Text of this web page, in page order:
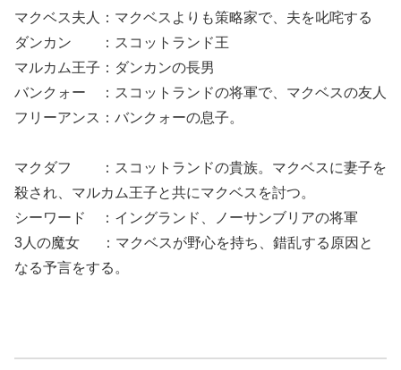
マクベス夫人：マクベスよりも策略家で、夫を叱咤する
ダンカン ：スコットランド王
マルカム王子：ダンカンの長男
バンクォー ：スコットランドの将軍で、マクベスの友人
フリーアンス：バンクォーの息子。
マクダフ ：スコットランドの貴族。マクベスに妻子を
殺され、マルカム王子と共にマクベスを討つ。
シーワード ：イングランド、ノーサンブリアの将軍
3人の魔女 ：マクベスが野心を持ち、錯乱する原因と
なる予言をする。